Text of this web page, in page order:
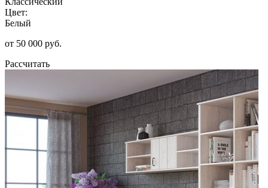
Цвет:
Белый
от 50 000 руб.
Рассчитать